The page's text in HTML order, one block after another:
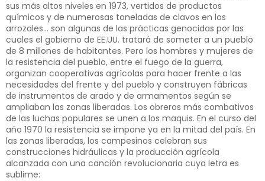
sus más altos niveles en 1973, vertidos de productos
químicos y de numerosas toneladas de clavos en los
arrozales… son algunas de las prácticas genocidas por las
cuales el gobierno de EE.UU. tratará de someter a un pueblo
de 8 millones de habitantes. Pero los hombres y mujeres de
la resistencia del pueblo, entre el fuego de la guerra,
organizan cooperativas agrícolas para hacer frente a las
necesidades del frente y del pueblo y construyen fábricas
de instrumentos de arado y de armamentos según se
ampliaban las zonas liberadas. Los obreros más combativos
de las luchas populares se unen a los maquis. En el curso del
año 1970 la resistencia se impone ya en la mitad del país. En
las zonas liberadas, los campesinos celebran sus
construcciones hidráulicas y la producción agrícola
alcanzada con una canción revolucionaria cuya letra es
sublime: